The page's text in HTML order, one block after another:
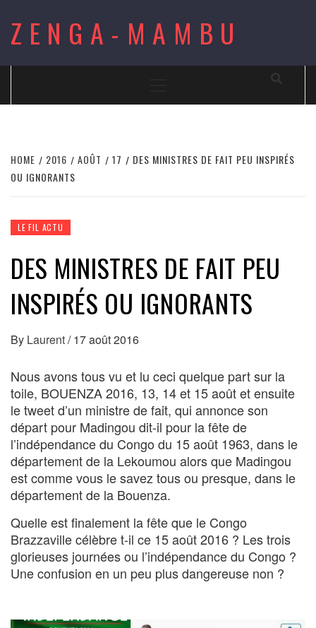
content
ZENGA-MAMBU
HOME 2016 AOÛT 17
DES MINISTRES DE FAIT PEU INSPIRÉS
OU IGNORANTS
LE FIL ACTU
DES MINISTRES DE FAIT PEU
INSPIRÉS OU IGNORANTS
By Laurent/ 17 août 2016
Nous avons tous vu et lu ceci quelque part sur la
toile, BOUENZA 2016, 13, 14 et 15 août et ensuite
le tweet d’un ministre de fait, qui annonce son
départ pour Madingou dit-il pour la fête de
l’indépendance du Congo du 15 août 1963, dans le
département de la Lekoumou alors que Madingou
est comme vous le savez tous ou presque, dans le
département de la Bouenza.
Quelle est finalement la fête que le Congo
Brazzaville célèbre t-il ce 15 août 2016 ? Les trois
glorieuses journées ou l’indépendance du Congo ?
Une confusion en un peu plus dangereuse non ?